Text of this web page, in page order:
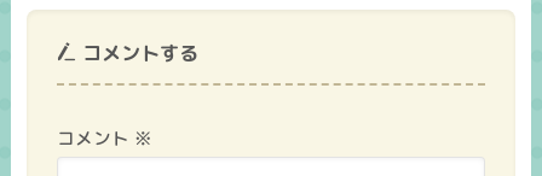
コメントする
コメント ※